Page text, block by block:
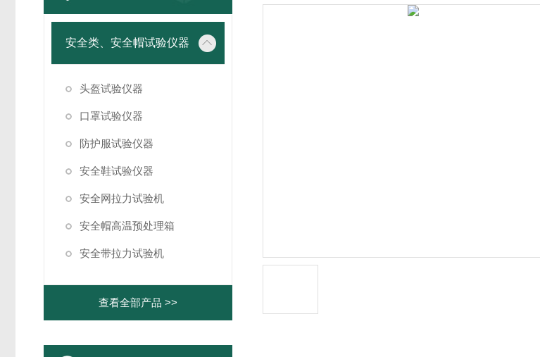
安全类、安全帽试验仪器
头盔试验仪器
口罩试验仪器
防护服试验仪器
安全鞋试验仪器
安全网拉力试验机
安全帽高温预处理箱
安全带拉力试验机
查看全部产品 >>